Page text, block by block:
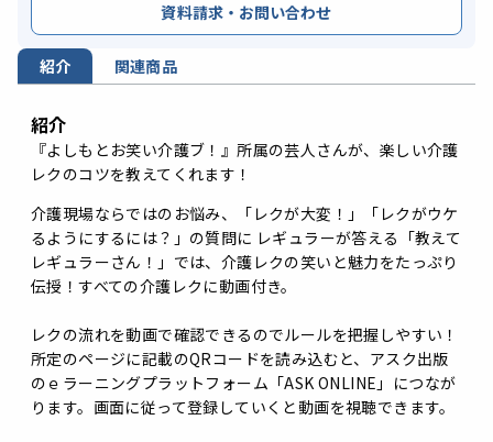
資料請求・お問い合わせ
紹介 関連商品
紹介
『よしもとお笑い介護ブ！』所属の芸人さんが、楽しい介護
レクのコツを教えてくれます！
介護現場ならではのお悩み、「レクが大変！」「レクがウケ
るようにするには？」の質問に レギュラーが答える「教えて
レギュラーさん！」では、介護レクの笑いと魅力をたっぷり
伝授！すべての介護レクに動画付き。
レクの流れを動画で確認できるのでルールを把握しやすい！
所定のページに記載のQRコードを読み込むと、アスク出版
のｅラーニングプラットフォーム「ASK ONLINE」につなが
ります。画面に従って登録していくと動画を視聴できます。